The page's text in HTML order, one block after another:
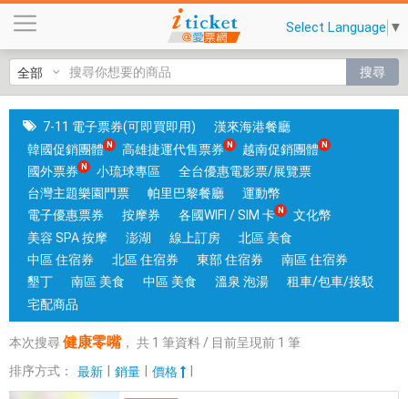
零
嘴
|
國
旅
卡
門
市
可
核
銷
銷
售
國
Select Language ▼
搜尋
7-11 電子票券(可即買即用)
漢來海港餐廳
韓國促銷團體
高雄捷運代售票券
越南促銷團體
國外票券
小琉球專區
全台優惠電影票/展覽票
台灣主題樂園門票
帕里巴黎餐廳
運動幣
電子優惠票券
按摩券 各國WIFI / SIM 卡
文化幣
美容 SPA 按摩
澎湖 線上訂房
北區 美食
中區 住宿券
北區 住宿券 東部 住宿券
南區 住宿券
墾丁
南區 美食 中區 美食 溫泉 泡湯
租車/包車/接駁
宅配商品
本次搜尋 健康零嘴， 共 1 筆資料 / 目前呈現前 1 筆
排序方式：
最新 銷量 價格